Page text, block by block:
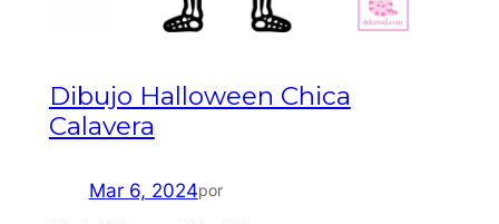
Dibujo Halloween Chica
Calavera
Mar 6, 2024por